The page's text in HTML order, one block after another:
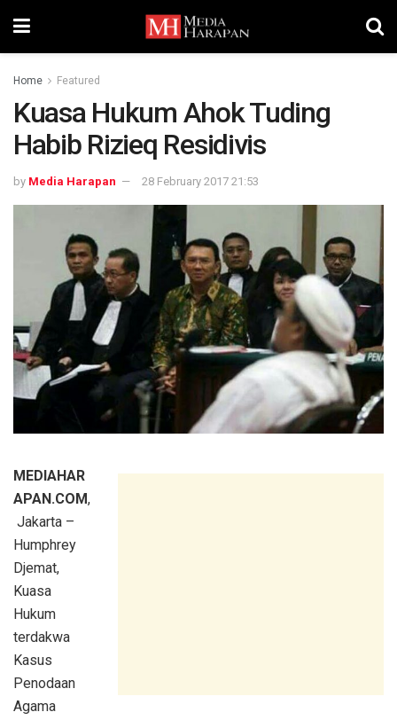
Home Featured
Kuasa Hukum Ahok Tuding
Habib Rizieq Residivis
by Media Harapan 28 February 2017 21:53
MEDIAHAR
APAN.COM,
Jakarta –
Humphrey
Djemat,
Kuasa
Hukum
terdakwa
Kasus
Penodaan
Agama